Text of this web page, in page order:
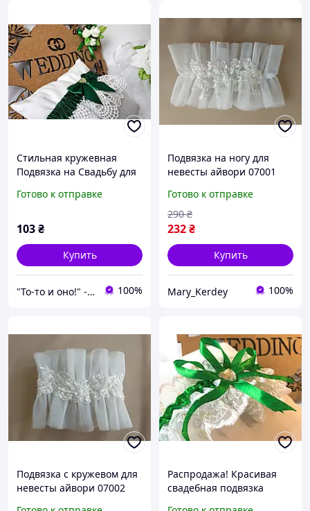
Стильная кружевная
Подвязка на Свадьбу для
Готово к отправке
103₴
Купить
"То-то и оно!" - Мультимаркет праздника 100%
Подвязка на ногу для
невесты айвори 07001
Готово к отправке
232₴
290 ₴
Купить
Mary_Kerdey 100%
Подвязка с кружевом для
невесты айвори 07002
Распродажа! Красивая
свадебная подвязка